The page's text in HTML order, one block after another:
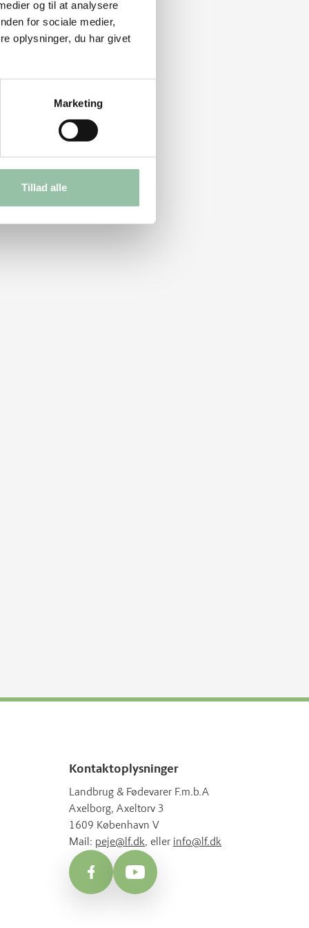
og til at analysere
for sociale medier,
oplysninger, du har givet
Marketing
Tillad alle
Kontaktoplysninger
Landbrug & Fødevarer F.m.b.A
Axelborg, Axeltorv 3
1609 København V
Mail: peje@lf.dk, eller info@lf.dk
FacebookYouTube